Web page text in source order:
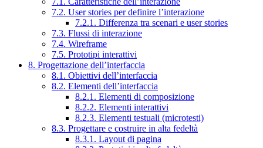
7.2. User stories per definire l’interazione
7.2.1. Differenza tra scenari e user stories
7.3. Flussi di interazione
7.4. Wireframe
7.5. Prototipi interattivi
8. Progettazione dell’interfaccia
8.1. Obiettivi dell’interfaccia
8.2. Elementi dell’interfaccia
8.2.1. Elementi di composizione
8.2.2. Elementi interattivi
8.2.3. Elementi testuali (microtesti)
8.3. Progettare e costruire in alta fedeltà
8.3.1. Layout di pagina